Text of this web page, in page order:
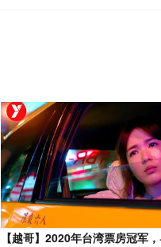
【越哥】2020年台湾票房冠军